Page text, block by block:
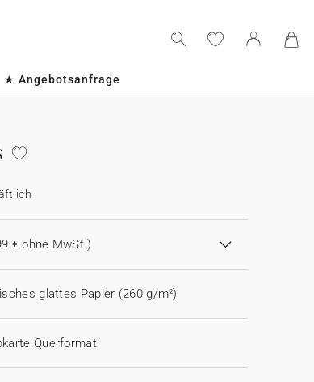
★ Angebotsanfrage
€ ohne MwSt.)
glattes Papier (260 g/m²)
Querformat